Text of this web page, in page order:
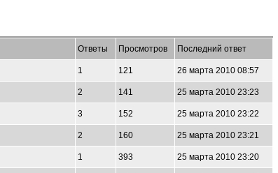
Ответы Просмотров Последний ответ
1 121 26 марта 2010 08:57
2 141 25 марта 2010 23:23
3 152 25 марта 2010 23:22
2 160 25 марта 2010 23:21
1 393 25 марта 2010 23:20